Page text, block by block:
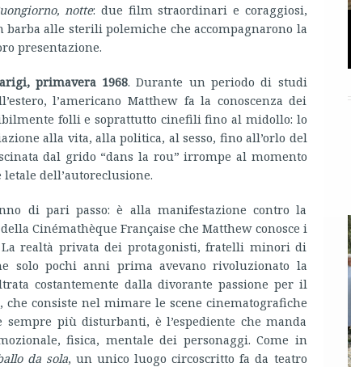
notte: due film straordinari e coraggiosi,
barba alle sterili polemiche che accompagnarono la
presentazione.
primavera 1968. Durante un periodo di studi
l’americano Matthew fa la conoscenza dei
folli e soprattutto cinefili fino al midollo: lo
alla vita, alla politica, al sesso, fino all’orlo del
dal grido “dans la rou” irrompe al momento
dell’autoreclusione.
di pari passo: è alla manifestazione contro la
Cinémathèque Française che Matthew conosce i
realtà privata dei protagonisti, fratelli minori di
solo pochi anni prima avevano rivoluzionato la
costantemente dalla divorante passione per il
consiste nel mimare le scene cinematografiche
più disturbanti, è l’espediente che manda
fisica, mentale dei personaggi. Come in
da sola, un unico luogo circoscritto fa da teatro